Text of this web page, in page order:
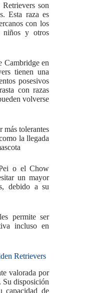
son
Esta raza es
con los
niños y otros
Cambridge en
tienen una
posesivos
con razas
volverse
más tolerantes
la llegada
o el Chow
un mayor
debido a su
permite ser
incluso en
Retrievers
valorada por
Su disposición
capacidad de